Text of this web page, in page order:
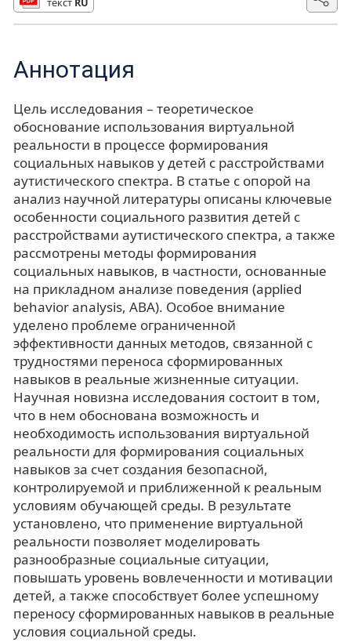
Аннотация
Цель исследования – теоретическое
обоснование использования виртуальной
реальности в процессе формирования
социальных навыков у детей с расстройствами
аутистического спектра. В статье с опорой на
анализ научной литературы описаны ключевые
особенности социального развития детей с
расстройствами аутистического спектра, а также
рассмотрены методы формирования
социальных навыков, в частности, основанные
на прикладном анализе поведения (applied
behavior analysis, АВА). Особое внимание
уделено проблеме ограниченной
эффективности данных методов, связанной с
трудностями переноса сформированных
навыков в реальные жизненные ситуации.
Научная новизна исследования состоит в том,
что в нем обоснована возможность и
необходимость использования виртуальной
реальности для формирования социальных
навыков за счет создания безопасной,
контролируемой и приближенной к реальным
условиям обучающей среды. В результате
установлено, что применение виртуальной
реальности позволяет моделировать
разнообразные социальные ситуации,
повышать уровень вовлеченности и мотивации
детей, а также способствует более успешному
переносу сформированных навыков в реальные
условия социальной среды.